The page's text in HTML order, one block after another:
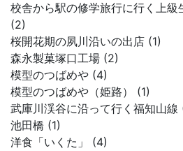
校舎から駅の修学旅行に行く上
(2)
桜開花期の夙川沿いの出店 (1)
森永製菓塚口工場 (2)
模型のつばめや (4)
模型のつばめや（姫路） (1)
武庫川渓谷に沿って行く福知山線
池田橋 (1)
洋食「いくた」 (4)